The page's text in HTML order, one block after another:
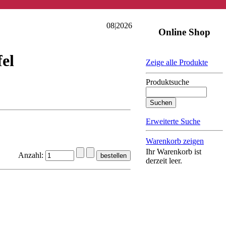
08|2026
Anzahl:
Online Shop
Zeige alle Produkte
Produktsuche
Erweiterte Suche
Warenkorb zeigen
Ihr Warenkorb ist
derzeit leer.